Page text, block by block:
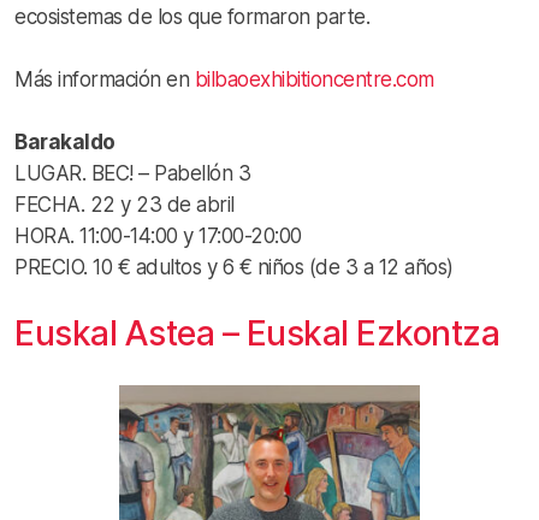
ecosistemas de los que formaron parte.
Más información en bilbaoexhibitioncentre.com
Barakaldo
LUGAR. BEC! – Pabellón 3
FECHA. 22 y 23 de abril
HORA. 11:00-14:00 y 17:00-20:00
PRECIO. 10 € adultos y 6 € niños (de 3 a 12 años)
Euskal Astea – Euskal Ezkontza